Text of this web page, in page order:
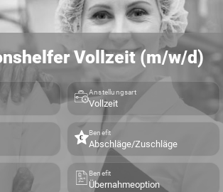
Vollzeit (m/w/d)
Anstellungsart
Vollzeit
Benefit
Abschläge/Zuschläge
Benefit
Übernahmeoption